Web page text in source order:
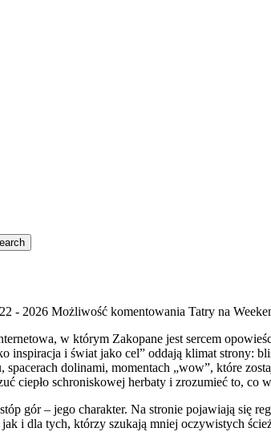
- 2026 Możliwość komentowania Tatry na
w którym Zakopane jest sercem
inspiracja i świat jako cel” oddają klimat strony:
dolinami, momentach „wow”, które
ciepło schroniskowej herbaty i zrozumieć to, co
gór – jego charakter. Na stronie pojawiają się
jak i dla tych, którzy szukają mniej oczywistych